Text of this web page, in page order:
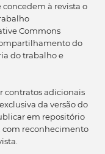
concedem à revista o
Commons
do
do trabalho e
contratos adicionais
da versão do
em repositório
com reconhecimento